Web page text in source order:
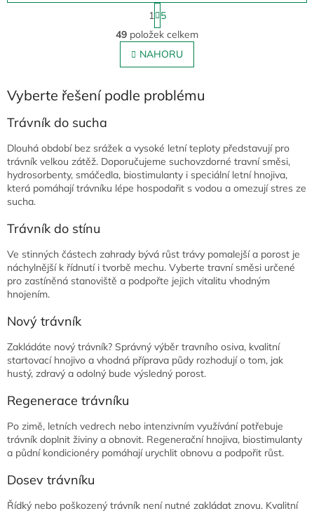
O
v
l
á
a
r
v
k
y
s
u
S
t
r
á
n
k
v
á
1 5
49 položek celkem
NAHORU
Vyberte řešení podle problému
Trávník do sucha
Dlouhá období bez srážek a vysoké letní teploty představují pro
trávník velkou zátěž. Doporučujeme suchovzdorné travní směsi,
hydrosorbenty, smáčedla, biostimulanty i speciální letní hnojiva,
která pomáhají trávníku lépe hospodařit s vodou a omezují stres ze
sucha.
Trávník do stínu
Ve stinných částech zahrady bývá růst trávy pomalejší a porost je
náchylnější k řídnutí i tvorbě mechu. Vyberte travní směsi určené
pro zastíněná stanoviště a podpořte jejich vitalitu vhodným
hnojením.
Nový trávník
Zakládáte nový trávník? Správný výběr travního osiva, kvalitní
startovací hnojivo a vhodná příprava půdy rozhodují o tom, jak
hustý, zdravý a odolný bude výsledný porost.
Regenerace trávníku
Po zimě, letních vedrech nebo intenzivním využívání potřebuje
trávník doplnit živiny a obnovit. Regenerační hnojiva, biostimulanty
a půdní kondicionéry pomáhají urychlit obnovu a podpořit růst.
Dosev trávníku
Řídký nebo poškozený trávník není nutné zakládat znovu. Kvalitní